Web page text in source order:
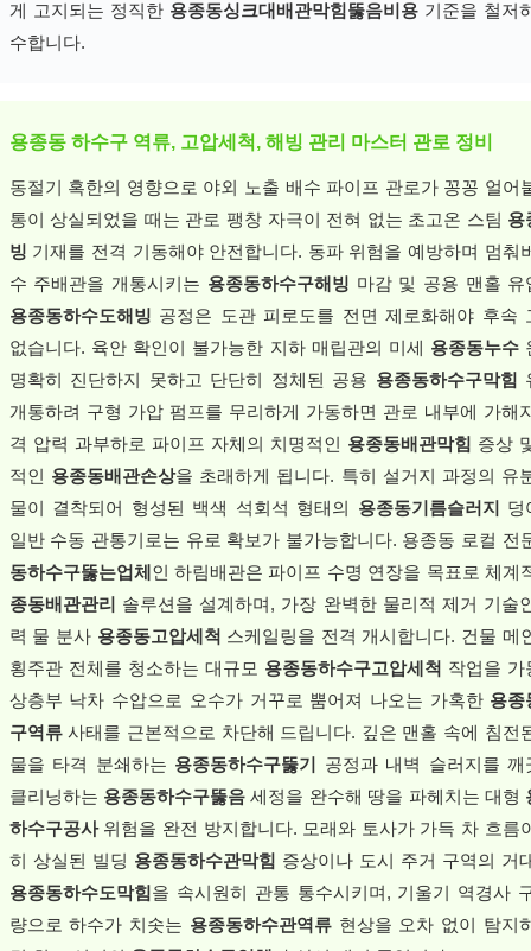
게 고지되는 정직한 용종동싱크대배관막힘뚫음비용 기준을 철저
수합니다.
용종동 하수구 역류, 고압세척, 해빙 관리 마스터 관로 정비
동절기 혹한의 영향으로 야외 노출 배수 파이프 관로가 꽁꽁 얼어
통이 상실되었을 때는 관로 팽창 자극이 전혀 없는 초고온 스팀 용
빙 기재를 전격 기동해야 안전합니다. 동파 위험을 예방하며 멈춰
수 주배관을 개통시키는 용종동하수구해빙 마감 및 공용 맨홀 유
용종동하수도해빙 공정은 도관 피로도를 전면 제로화해야 후속
없습니다. 육안 확인이 불가능한 지하 매립관의 미세 용종동누수
명확히 진단하지 못하고 단단히 정체된 공용 용종동하수구막힘
개통하려 구형 가압 펌프를 무리하게 가동하면 관로 내부에 가해
격 압력 과부하로 파이프 자체의 치명적인 용종동배관막힘 증상
적인 용종동배관손상을 초래하게 됩니다. 특히 설거지 과정의 유
물이 결착되어 형성된 백색 석회석 형태의 용종동기름슬러지
덩
일반 수동 관통기로는 유로 확보가 불가능합니다. 용종동 로컬 전
동하수구뚫는업체 인 하림배관은 파이프 수명 연장을 목표로 체계
종동배관관리
솔루션을 설계하며, 가장 완벽한 물리적 제거 기술
력 물 분사 용종동고압세척 스케일링을 전격 개시합니다. 건물 메
횡주관 전체를 청소하는 대규모 용종동하수구고압세척 작업을 가
상층부 낙차 수압으로 오수가 거꾸로 뿜어져 나오는 가혹한 용종
구역류사태를 근본적으로 차단해 드립니다. 깊은 맨홀 속에 침전
물을 타격 분쇄하는 용종동하수구뚫기
공정과 내벽 슬러지를 깨
클리닝하는 용종동하수구뚫음 세정을 완수해 땅을 파헤치는 대형
하수구공사위험을 완전 방지합니다. 모래와 토사가 가득 차 흐름
히 상실된 빌딩 용종동하수관막힘 증상이나 도시 주거 구역의 거
용종동하수도막힘을 속시원히 관통 통수시키며, 기울기 역경사
량으로 하수가 치솟는 용종동하수관역류현상을 오차 없이 탐지